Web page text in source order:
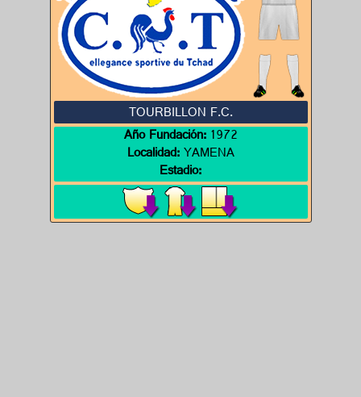
TOURBILLON F.C.
Año Fundación:1972
Localidad:YAMENA
Estadio: